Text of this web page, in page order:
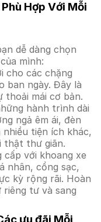
Hợp Với Mỗi
dễ dàng chọn
mình:
cho các chặng
ban ngày. Đây là
thoải mái cơ bản.
hành trình dài
ngả êm ái, đèn
tiện ích khác,
thật thư giãn.
cấp với khoang xe
nhân, cổng sạc,
kỳ rộng rãi. Hoàn
tư và sang